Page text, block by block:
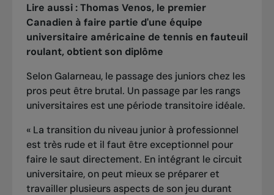
Lire aussi :Thomas Venos, le premier
Canadien à faire partie d'une équipe
universitaire américaine de tennis en fauteuil
roulant, obtient son diplôme
Selon Galarneau, le passage des juniors chez les
pros peut être brutal. Un passage par les rangs
universitaires est une période transitoire idéale.
« La transition du niveau junior à professionnel
est très rude et il faut être exceptionnel pour
faire le saut directement. En intégrant le circuit
universitaire, on peut mieux se préparer et
travailler plusieurs aspects de son jeu durant